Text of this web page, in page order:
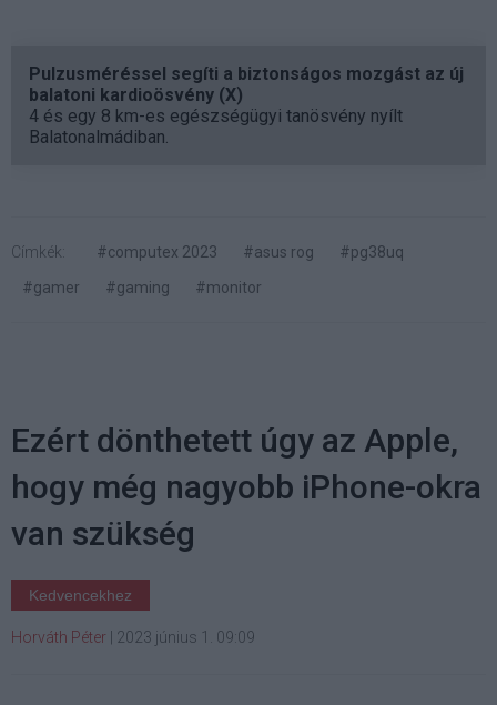
Pulzusméréssel segíti a biztonságos mozgást az új
balatoni kardioösvény (X)
4 és egy 8 km-es egészségügyi tanösvény nyílt
Balatonalmádiban.
Címkék: #computex 2023 #asus rog
#pg38uq
#gamer
#gaming #monitor
Ezért dönthetett úgy az Apple,
hogy még nagyobb iPhone-okra
van szükség
Kedvencekhez
Horváth Péter 2023 június 1. 09:09